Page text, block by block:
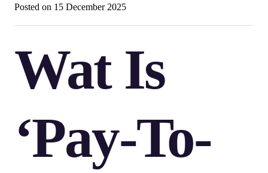
Posted on 15 December 2025
Wat Is
‘pay-To-